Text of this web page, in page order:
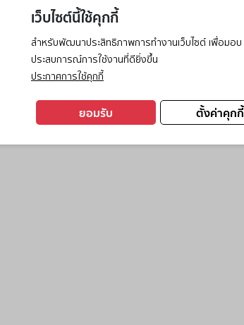
เว็บไซต์นี้ใช้คุกกี้
สำหรับพัฒนาประสิทธิภาพการทำงานเว็บไซต์ เพื่อมอบ
ประสบการณ์การใช้งานที่ดียิ่งขึ้น
ประกาศการใช้คุกกี้
ตั้งค่าคุกกี้
ยอมรับ
has occurred while loading